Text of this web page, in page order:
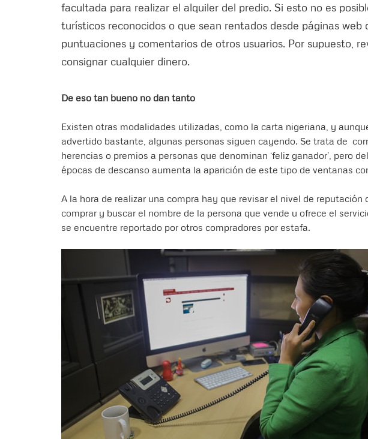
facultada para realizar el alquiler del predio. Si esto no es
turísticos reconocidos o que sean rentados desde páginas web
puntuaciones y comentarios de otros usuarios. Por supuesto,
consignar cualquier dinero.
De eso tan bueno no dan tanto
Existen otras modalidades utilizadas, como la carta nigeriana, y
advertido bastante, algunas personas siguen cayendo. Se trata de
herencias o premios a personas que denominan ‘feliz ganador’, pero
épocas de descanso aumenta la aparición de este tipo de ventanas
A la hora de realizar una compra hay que revisar el nivel de reputación
comprar y buscar el nombre de la persona que vende u ofrece el
se encuentre reportado por otros compradores por estafa.